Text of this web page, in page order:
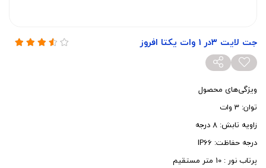
جت لایت ۳در 1 وات یکتا افروز
ویژگی‌های محصول
توان: 3 وات
زاویه تابش: 8 درجه
درجه حفاظت: IP66
پرتاب نور : 10 متر مستقیم